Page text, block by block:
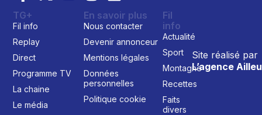
Site réalisé par
L’agence
TG+
Fil info
Replay
Direct
Programme TV
La chaine
Le média
En savoir plus
Nous contacter
Devenir annonceur
Mentions légales
Données
personnelles
Politique cookie
Fil
info
Actualité
Sport
Montagne
Recettes
Faits
divers